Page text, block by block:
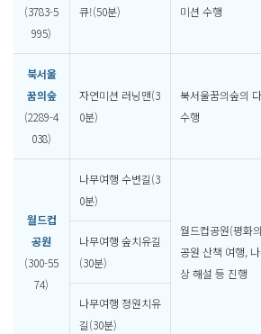
(3783-5
995)
큐!(50분)
미션 수행
북서울
꿈의숲
(2289-4
038)
자연미션 러닝맨(3
0분)
북서울꿈의숲의
수행
월드컵
공원
(300-55
74)
나무여행 수변길(3
0분)
월드컵공원(평화
공원 산책 여행,
상 해설 등 진행
나무여행 숲치유길
(30분)
나무여행 정원치유
길(30분)